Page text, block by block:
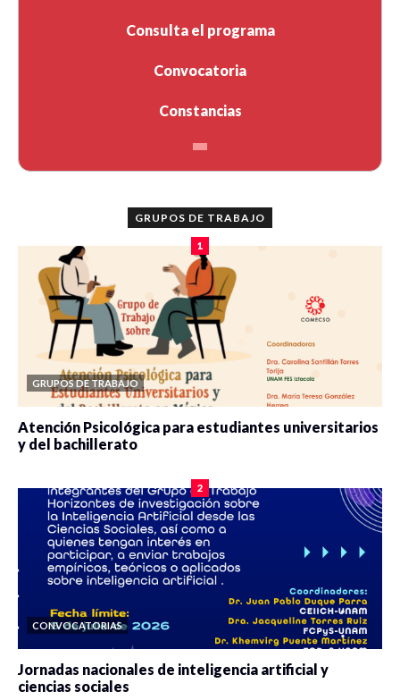
Consulta el programa
Convocatoria
Constancias
GRUPOS DE TRABAJO
1
GRUPOS DE TRABAJO
Atención Psicológica para estudiantes universitarios
y del bachillerato
2
CONVOCATORIAS
Jornadas nacionales de inteligencia artificial y
ciencias sociales